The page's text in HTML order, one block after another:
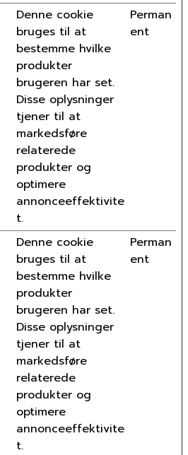
Denne cookie
bruges til at
bestemme hvilke
produkter
brugeren har set.
Disse oplysninger
tjener til at
markedsføre
relaterede
produkter og
optimere
annonceeffektivite
t.
Perman
ent
Denne cookie
bruges til at
bestemme hvilke
produkter
brugeren har set.
Disse oplysninger
tjener til at
markedsføre
relaterede
produkter og
optimere
annonceeffektivite
t.
Perman
ent